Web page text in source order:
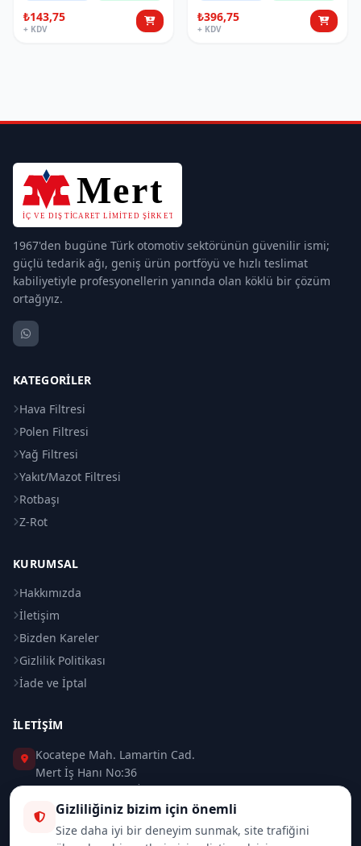
₺143,75
+ KDV
₺396,75
+ KDV
1967'den bugüne Türk otomotiv sektörünün güvenilir ismi;
güçlü tedarik ağı, geniş ürün portföyü ve hızlı teslimat
kabiliyetiyle profesyonellerin yanında olan köklü bir çözüm
ortağıyız.
KATEGORILER
Hava Filtresi
Polen Filtresi
Yağ Filtresi
Yakıt/Mazot Filtresi
Rotbaşı
Z-Rot
KURUMSAL
Hakkımızda
İletişim
Bizden Kareler
Gizlilik Politikası
İade ve İptal
İLETIŞIM
Kocatepe Mah. Lamartin Cad.
Mert İş Hanı No:36
Taksim / Beyoğlu / İSTANBUL
0 (212) 235 37 83
Gizliliğiniz bizim için önemli
Size daha iyi bir deneyim sunmak, site trafiğini